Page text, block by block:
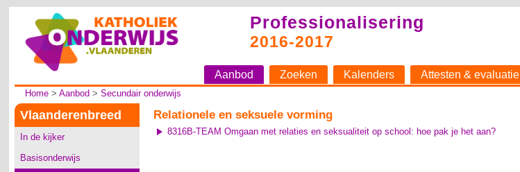
Professionalisering
2016-2017
Aanbod Zoeken Kalenders Attesten & evaluatie
Home >Aanbod >Secundair onderwijs
Vlaanderenbreed
In de kijker
Basisonderwijs
Relationele en seksuele vorming
8316B-TEAM Omgaan met relaties en seksualiteit op school: hoe pak je het aan?